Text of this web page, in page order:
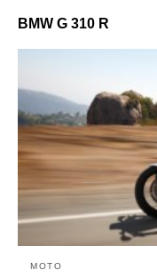
BMW G 310 R
MOTO